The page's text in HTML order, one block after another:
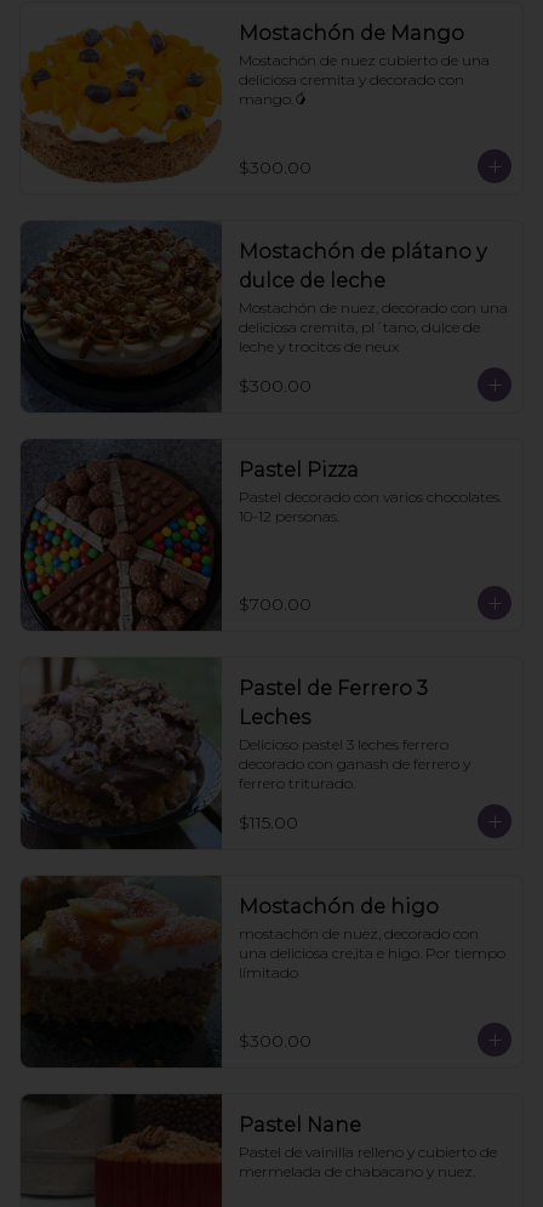
Mostachón de Mango
Mostachón de nuez cubierto de una
deliciosa cremita y decorado con
mango.🥭
$300.00
Mostachón de plátano y
dulce de leche
Mostachón de nuez, decorado con una
deliciosa cremita, pl´tano, dulce de
leche y trocitos de neux
$300.00
Pastel Pizza
Pastel decorado con varios chocolates.
10-12 personas.
$700.00
Pastel de Ferrero 3
Leches
Delicioso pastel 3 leches ferrero
decorado con ganash de ferrero y
ferrero triturado.
$115.00
Mostachón de higo
mostachón de nuez, decorado con
una deliciosa cre,ita e higo. Por tiempo
límitado
$300.00
Pastel Nane
Pastel de vainilla relleno y cubierto de
mermelada de chabacano y nuez.